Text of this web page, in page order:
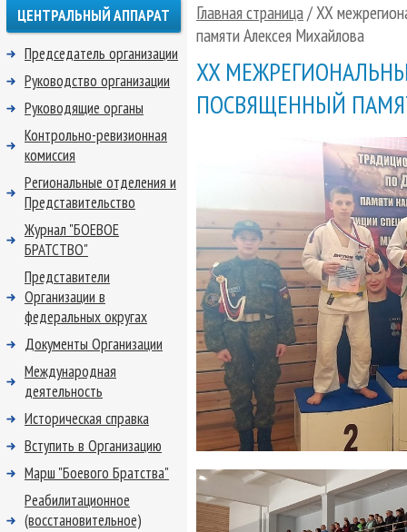
Главная страница/ XX
памяти Алексея Михайлова
XX
ПОСВЯЩЕННЫЙ
ЦЕНТРАЛЬНЫЙ АППАРАТ
Председатель организации
Руководство организации
Руководящие органы
Контрольно-ревизионная
комиссия
Региональные отделения и
Представительство
Журнал "БОЕВОЕ
БРАТСТВО"
Представители
Организации в
федеральных округах
Документы Организации
Международная
деятельность
Историческая справка
Вступить в Организацию
Марш "Боевого Братства"
Реабилитационное
(восстановительное)